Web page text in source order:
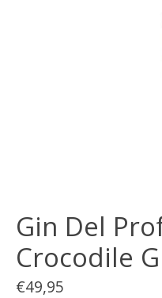
Gin Del
Crocodile
€49,95